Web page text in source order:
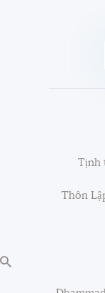
Tịnh
Thôn